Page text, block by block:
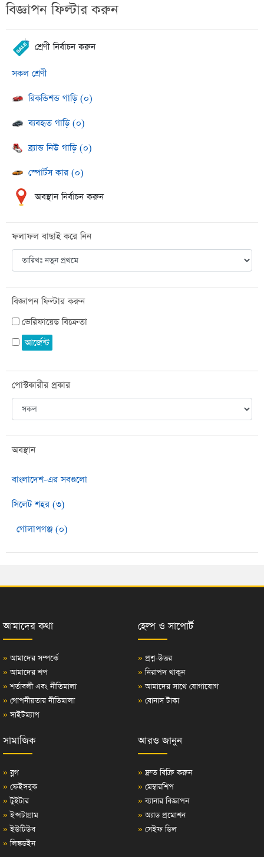
বিজ্ঞাপন ফিল্টার করুন
শ্রেণী নির্বাচন করুন
সকল শ্রেণী
রিকন্ডিশন্ড গাড়ি (০)
ব্যবহৃত গাড়ি (০)
ব্র্যান্ড নিউ গাড়ি (০)
স্পোর্টস কার (০)
অবস্থান নির্বাচন করুন
ফলাফল বাছাই করে নিন
বিজ্ঞাপন ফিল্টার করুন
ভেরিফায়েড বিক্রেতা
আর্জেন্ট
পোস্টকারীর প্রকার
অবস্থান
বাংলাদেশ-এর সবগুলো
সিলেট শহর (৩)
গোলাপগঞ্জ (০)
আমাদের কথা
» আমাদের সম্পর্কে
» আমাদের শপ
» শর্তাবলী এবং নীতিমালা
» গোপনীয়তার নীতিমালা
» সাইটম্যাপ
হেল্প ও সাপোর্ট
» প্রশ্ন-উত্তর
» নিরাপদ থাকুন
» আমাদের সাথে যোগাযোগ
» বোনাস টাকা
সামাজিক
» ব্লগ
» ফেইসবুক
» টুইটার
» ইন্সটাগ্রাম
» ইউটিউব
» লিঙ্কডইন
আরও জানুন
» দ্রুত বিক্রি করুন
» মেম্বারশিপ
» ব্যানার বিজ্ঞাপন
» অ্যাড প্রমোশন
» সেইফ ডিল